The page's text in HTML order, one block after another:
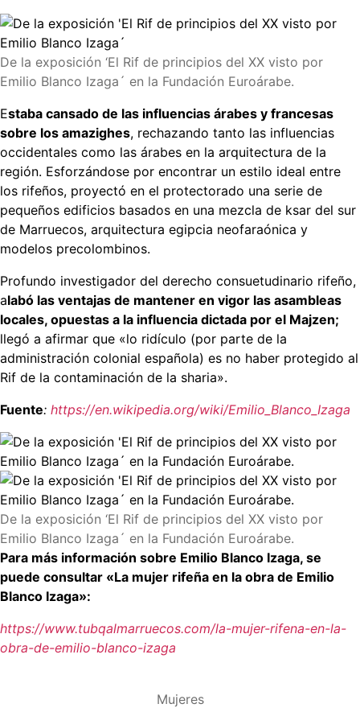
De la exposición ‘El Rif de principios del XX visto por
Emilio Blanco Izaga´ en la Fundación Euroárabe.
Estaba cansado de las influencias árabes y francesas
sobre los amazighes, rechazando tanto las influencias
occidentales como las árabes en la arquitectura de la
región. Esforzándose por encontrar un estilo ideal entre
los rifeños, proyectó en el protectorado una serie de
pequeños edificios basados en una mezcla de ksar del sur
de Marruecos, arquitectura egipcia neofaraónica y
modelos precolombinos.
Profundo investigador del derecho consuetudinario rifeño,
alabó las ventajas de mantener en vigor las asambleas
locales, opuestas a la influencia dictada por el Majzen;
llegó a afirmar que «lo ridículo (por parte de la
administración colonial española) es no haber protegido al
Rif de la contaminación de la sharia».
Fuente: https://en.wikipedia.org/wiki/Emilio_Blanco_Izaga
De la exposición ‘El Rif de principios del XX visto por
Emilio Blanco Izaga´ en la Fundación Euroárabe.
Para más información sobre Emilio Blanco Izaga, se
puede consultar «La mujer rifeña en la obra de Emilio
Blanco Izaga»:
https://www.tubqalmarruecos.com/la-mujer-rifena-en-la-
obra-de-emilio-blanco-izaga
Mujeres